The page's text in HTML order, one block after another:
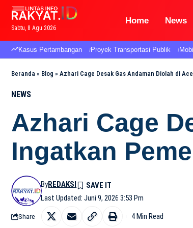
Sabtu, 8 Agu 2026
Home News
Kasus Pertambangan Proyek Transportasi Publik
Beranda » Blog » Azhari Cage Desak Gas Andaman Diolah di
NEWS
Azhari Cage
Ingatkan
Last Updated: Juni 9, 2026 3:53 Pm
ByREDAKSI
Share 4 Min Read